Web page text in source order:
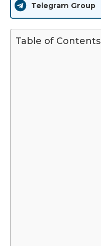
Telegram Group
Table of Contents